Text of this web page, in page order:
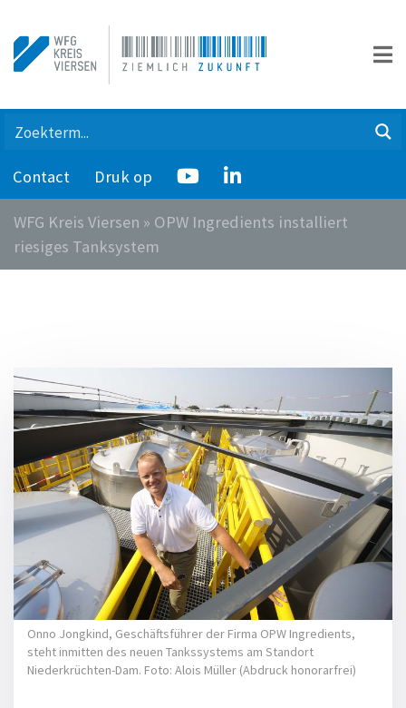
Contact Druk op
WFG Kreis Viersen » OPW Ingredients installiert
riesiges Tanksystem
Onno Jongkind, Geschäftsführer der Firma OPW Ingredients,
steht inmitten des neuen Tankssystems am Standort
Niederkrüchten-Dam. Foto: Alois Müller (Abdruck honorarfrei)